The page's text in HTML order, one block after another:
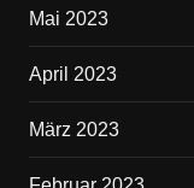
Mai 2023
April 2023
März 2023